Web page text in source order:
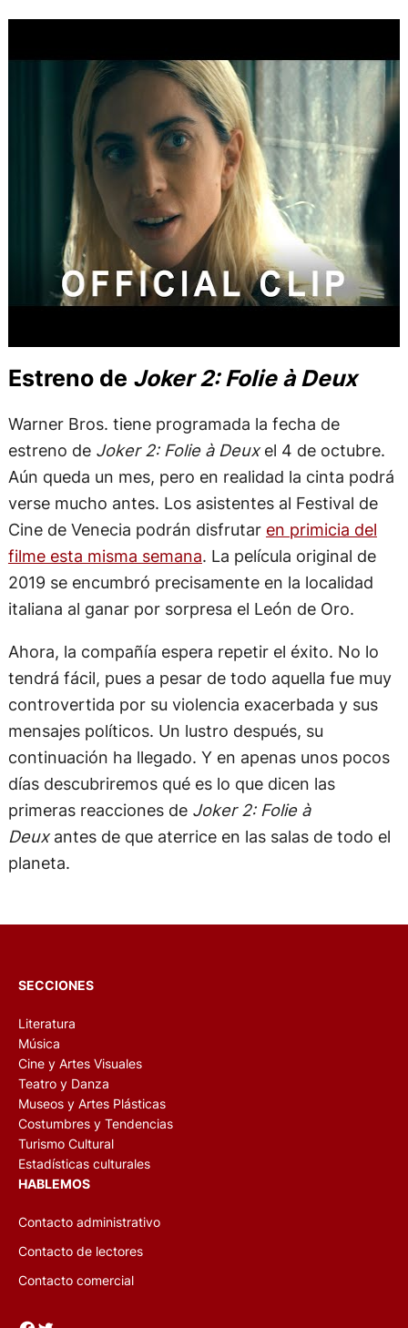
Estreno de Joker 2: Folie à Deux
Warner Bros. tiene programada la fecha de
estreno de Joker 2: Folie à Deuxel 4 de octubre.
Aún queda un mes, pero en realidad la cinta podrá
verse mucho antes. Los asistentes al Festival de
Cine de Venecia podrán disfrutar en primicia del
filme esta misma semana. La película original de
2019 se encumbró precisamente en la localidad
italiana al ganar por sorpresa el León de Oro.
Ahora, la compañía espera repetir el éxito. No lo
tendrá fácil, pues a pesar de todo aquella fue muy
controvertida por su violencia exacerbada y sus
mensajes políticos. Un lustro después, su
continuación ha llegado. Y en apenas unos pocos
días descubriremos qué es lo que dicen las
primeras reacciones de Joker 2: Folie à
Deuxantes de que aterrice en las salas de todo el
planeta.
SECCIONES
Literatura
Música
Cine y Artes Visuales
Teatro y Danza
Museos y Artes Plásticas
Costumbres y Tendencias
Turismo Cultural
Estadísticas culturales
HABLEMOS
Contacto administrativo
Contacto de lectores
Contacto comercial